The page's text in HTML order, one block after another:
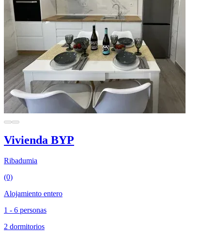
Vivienda BYP
Ribadumia
(0)
Alojamiento entero
1 - 6 personas
2 dormitorios